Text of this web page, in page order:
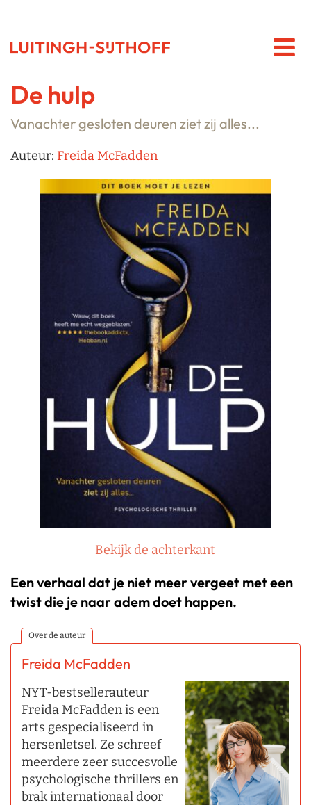
De hulp
Vanachter gesloten deuren ziet zij alles...
Auteur: Freida McFadden
Bekijk de achterkant
Een verhaal dat je niet meer vergeet met een
twist die je naar adem doet happen.
Over de auteur
Freida McFadden
NYT-bestsellerauteur
Freida McFadden is een
arts gespecialiseerd in
hersenletsel. Ze schreef
meerdere zeer succesvolle
psychologische thrillers en
brak internationaal door